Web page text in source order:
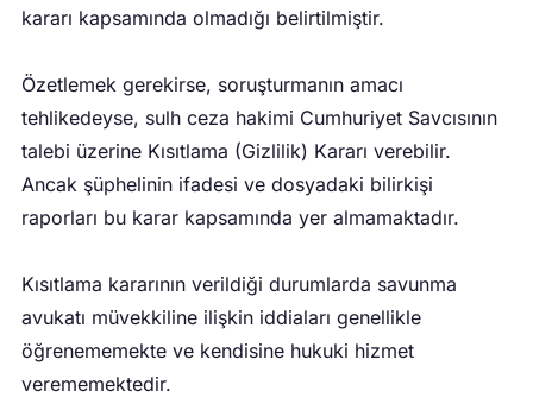
kararı kapsamında olmadığı belirtilmiştir.
Özetlemek gerekirse, soruşturmanın amacı
tehlikedeyse, sulh ceza hakimi Cumhuriyet Savcısının
talebi üzerine Kısıtlama (Gizlilik) Kararı verebilir.
Ancak şüphelinin ifadesi ve dosyadaki bilirkişi
raporları bu karar kapsamında yer almamaktadır.
Kısıtlama kararının verildiği durumlarda savunma
avukatı müvekkiline ilişkin iddiaları genellikle
öğrenememekte ve kendisine hukuki hizmet
verememektedir.